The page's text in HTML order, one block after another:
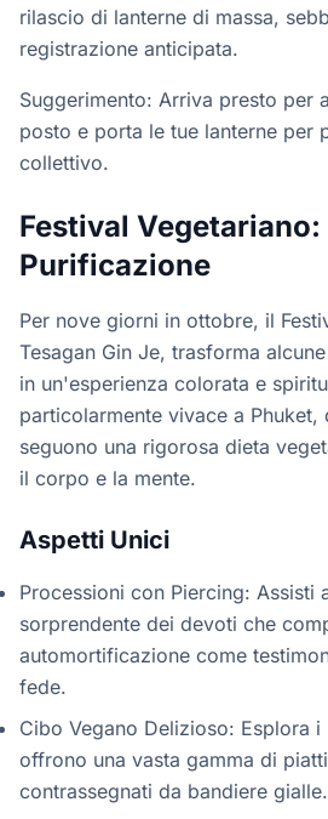
rilascio di lanterne di massa,
registrazione anticipata.
Suggerimento: Arriva presto per
posto e porta le tue lanterne per
collettivo.
Festival Vegetariano:
Purificazione
Per nove giorni in ottobre, il
Tesagan Gin Je, trasforma
in un'esperienza colorata e
particolarmente vivace a Phuket,
seguono una rigorosa dieta
il corpo e la mente.
Aspetti Unici
Processioni con Piercing: Assisti
sorprendente dei devoti che
automortificazione come
fede.
Cibo Vegano Delizioso: Esplora
offrono una vasta gamma di
contrassegnati da bandiere gialle.